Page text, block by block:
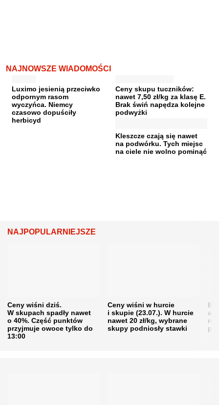
NAJNOWSZE WIADOMOŚCI
Luximo jesienią przeciwko
odpornym rasom
wyczyńca. Niemcy
czasowo dopuściły
herbicyd
Ceny skupu tuczników:
nawet 7,50 zł/kg za klasę E.
Brak świń napędza kolejne
podwyżki
Kleszcze czają się nawet
na podwórku. Tych miejsc
na ciele nie wolno pominąć
NAJPOPULARNIEJSZE
Ceny wiśni dziś.
W skupach spadły nawet
o 40%. Część punktów
przyjmuje owoce tylko do
13:00
Ceny wiśni w hurcie
i skupie (23.07.). W hurcie
nawet 20 zł/kg, wybrane
skupy podniosły stawki